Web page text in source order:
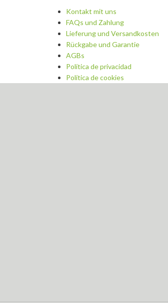
Kontakt mit uns
FAQs und Zahlung
Lieferung und Versandkosten
Rückgabe und Garantie
AGBs
Política de privacidad
Política de cookies